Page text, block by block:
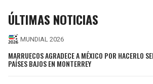
ÚLTIMAS NOTICIAS
MUNDIAL 2026
MARRUECOS AGRADECE A MÉXICO POR HACERLO
PAÍSES BAJOS EN MONTERREY